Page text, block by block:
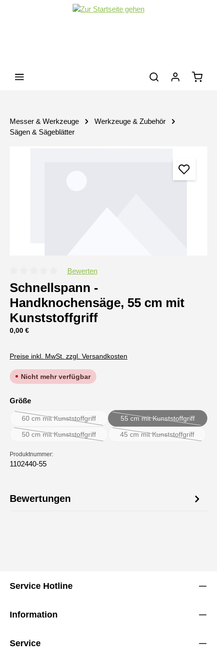
Zum Hauptinhalt springen
Messer & Werkzeuge
Werkzeuge & Zubehör
Sägen & Sägeblätter
Bewerten
Schnellspann -
Handknochensäge, 55 cm mit
Kunststoffgriff
Regulärer Preis:
0,00 €
Preise inkl. MwSt. zzgl. Versandkosten
Nicht mehr verfügbar
Größeauswählen
60 cm mit Kunststoffgriff
(Diese Option ist zurzeit nicht verfügbar.)
55 cm mit Kunststoffgriff
(Diese Option ist
50 cm mit Kunststoffgriff
(Diese Option ist zurzeit nicht verfügbar.)
45 cm mit Kunststoffgriff
(Diese Option ist
Produktnummer:
1102440-55
Bewertungen
Service Hotline
Information
Service